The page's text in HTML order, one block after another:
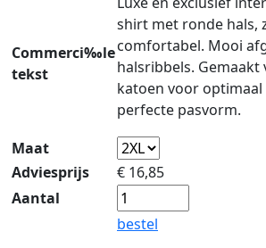
Commerci‰le
tekst
shirt met ronde hals,
comfortabel. Mooi
halsribbels.
katoen voor
perfecte pasvorm.
Maat
Adviesprijs
€ 16,85
Aantal
bestel